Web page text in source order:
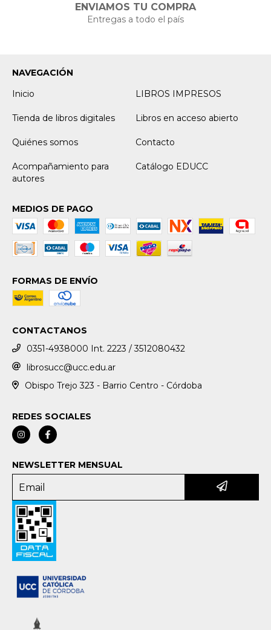
ENVIAMOS TU COMPRA
Entregas a todo el país
NAVEGACIÓN
Inicio
LIBROS IMPRESOS
Tienda de libros digitales Libros en acceso abierto
Quiénes somos Contacto
Acompañamiento para
autores
Catálogo EDUCC
MEDIOS DE PAGO
FORMAS DE ENVÍO
CONTACTANOS
0351-4938000 Int. 2223 / 3512080432
librosucc@ucc.edu.ar
Obispo Trejo 323 - Barrio Centro - Córdoba
REDES SOCIALES
NEWSLETTER MENSUAL